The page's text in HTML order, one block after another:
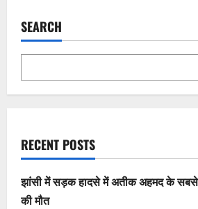
SEARCH
RECENT POSTS
झांसी में सड़क हादसे में अतीक अहमद के
की मौत